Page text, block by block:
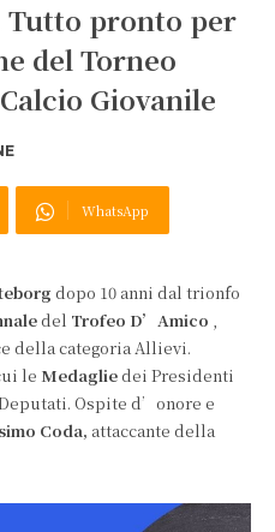
Tutto pronto per
del Torneo
Giovanile
WhatsApp
dopo 10 anni dal trionfo
del Trofeo D’Amico ,
della categoria Allievi.
le Medagliedei Presidenti
Ospite d’onore e
Coda, attaccante della